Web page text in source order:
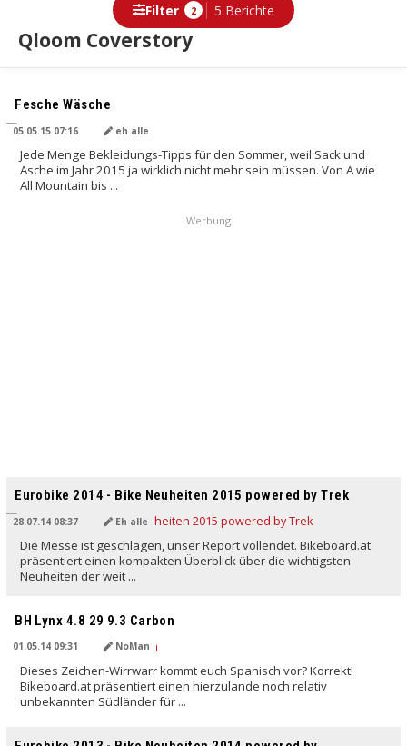
Qloom Coverstory
Filter 2 5 Berichte
Berichte
Fesche Wäsche
05.05.15 07:16 eh alle
Jede Menge Bekleidungs-Tipps für den Sommer, weil Sack und
Asche im Jahr 2015 ja wirklich nicht mehr sein müssen. Von A wie
All Mountain bis ...
Werbung
Eurobike 2014 - Bike Neuheiten 2015 powered by Trek
28.07.14 08:37 Eh alle
Die Messe ist geschlagen, unser Report vollendet. Bikeboard.at
präsentiert einen kompakten Überblick über die wichtigsten
Neuheiten der weit ...
BH Lynx 4.8 29 9.3 Carbon
01.05.14 09:31 NoMan
Dieses Zeichen-Wirrwarr kommt euch Spanisch vor? Korrekt!
Bikeboard.at präsentiert einen hierzulande noch relativ
unbekannten Südländer für ...